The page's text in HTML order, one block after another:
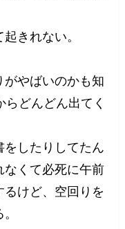
きれない。
やばいのかも知
どんどん出てく
をしたりしてたん
なくて必死に午前
けど、空回りを